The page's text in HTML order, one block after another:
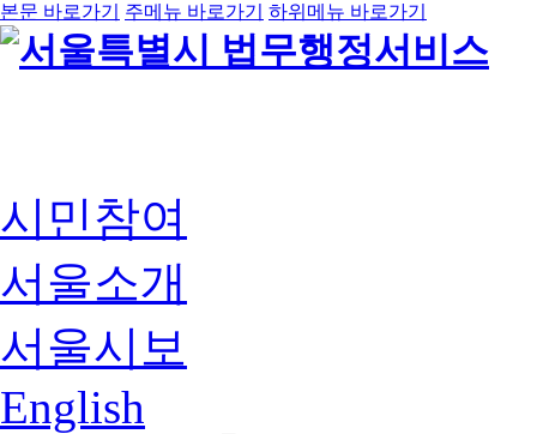
본문 바로가기 주메뉴 바로가기 하위메뉴 바로가기
시민참여
서울소개
서울시보
English